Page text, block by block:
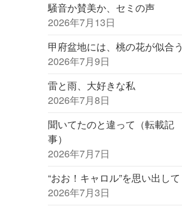
騒音か賛美か、セミの声
2026年7月13日
甲府盆地には、桃の花が似合う
2026年7月9日
雷と雨、大好きな私
2026年7月8日
聞いてたのと違って（転載記
事）
2026年7月7日
“おお！キャロル”を思い出して
2026年7月3日